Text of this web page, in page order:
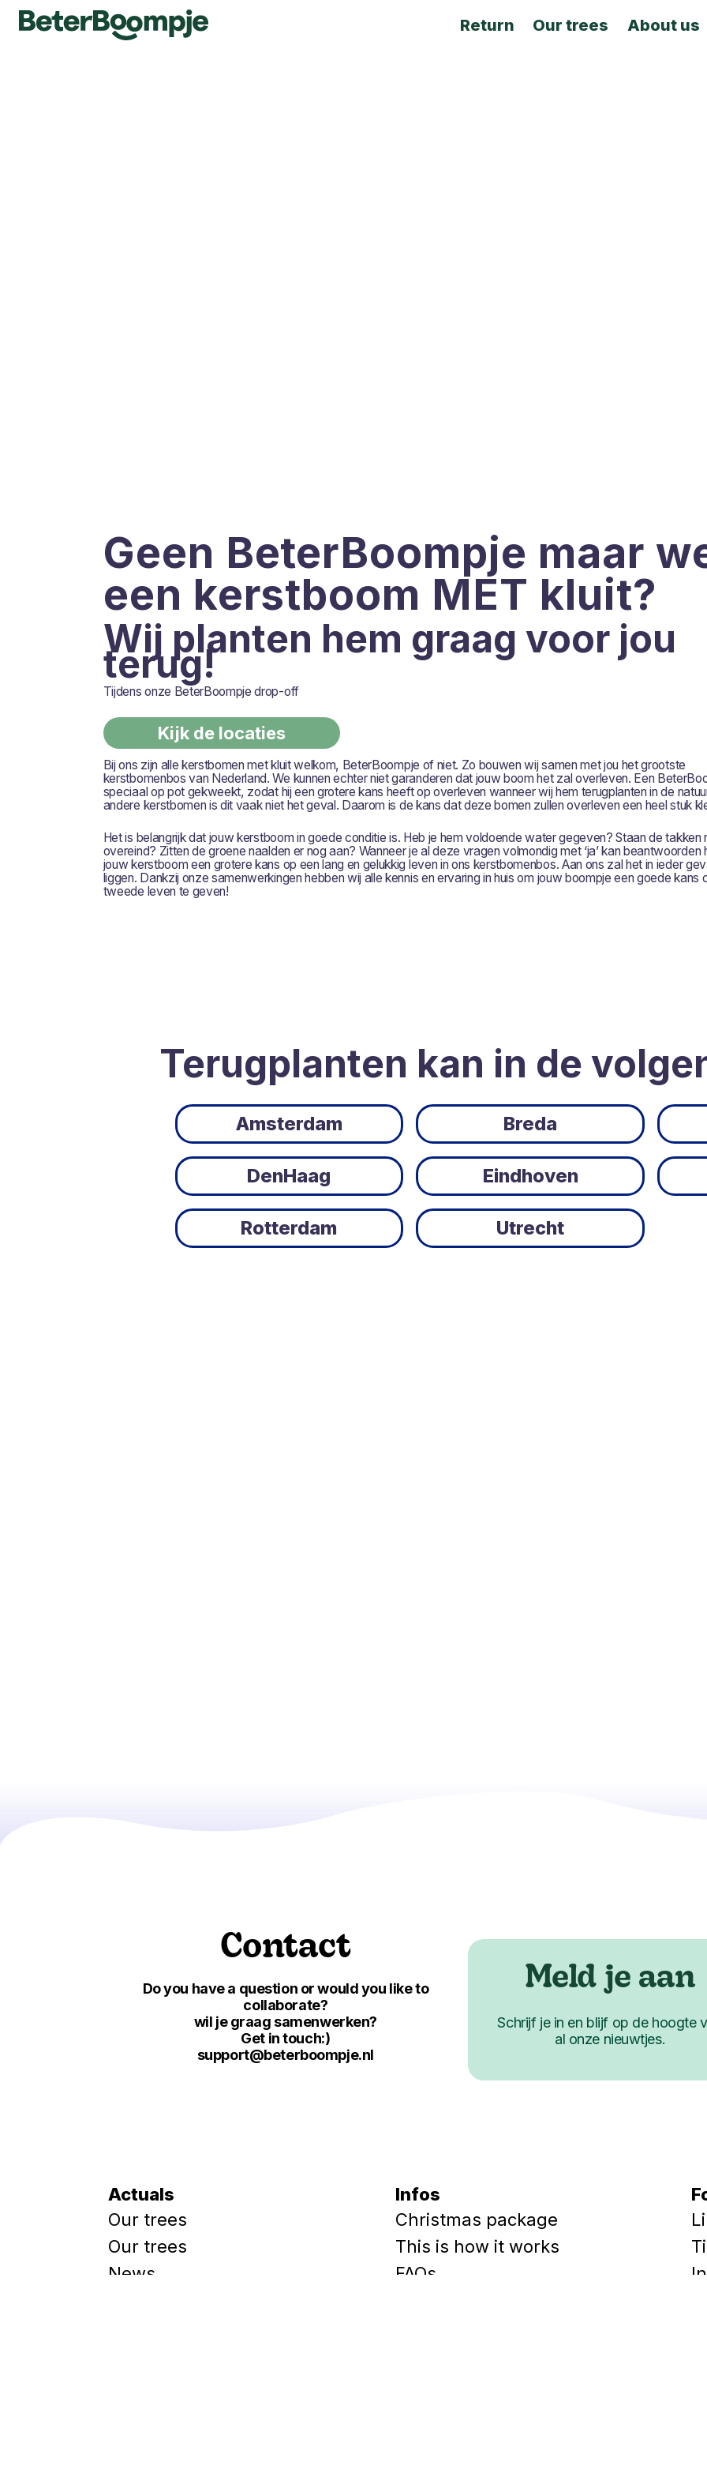
Return Our trees About us
Geen BeterBoompje maar
een kerstboom MET kluit?
Wij planten hem graag voor jou
terug!
Tijdens onze BeterBoompje drop-off
Kijk de locaties
Bij ons zijn alle kerstbomen met kluit welkom, BeterBoompje of niet. Zo bouwen wij samen met jou het grootste
kerstbomenbos van Nederland. We kunnen echter niet garanderen dat jouw boom het zal overleven. Een
speciaal op pot gekweekt, zodat hij een grotere kans heeft op overleven wanneer wij hem terugplanten in de
andere kerstbomen is dit vaak niet het geval. Daarom is de kans dat deze bomen zullen overleven een heel stuk
Het is belangrijk dat jouw kerstboom in goede conditie is. Heb je hem voldoende water gegeven? Staan de takken
overeind? Zitten de groene naalden er nog aan? Wanneer je al deze vragen volmondig met ‘ja’ kan beantwoorden
jouw kerstboom een grotere kans op een lang en gelukkig leven in ons kerstbomenbos. Aan ons zal het in ieder
liggen. Dankzij onze samenwerkingen hebben wij alle kennis en ervaring in huis om jouw boompje een goede kans
tweede leven te geven!
Terugplanten kan in de
Amsterdam Breda
DenHaag Eindhoven
Rotterdam Utrecht
Contact
Do you have a question or would you like to
collaborate?
wil je graag samenwerken?
Get in touch:)
support@beterboompje.nl
Meld je aan
Schrijf je in en blijf op de hoogte
al onze nieuwtjes.
Actuals
Our trees
Our trees
News
Infos
Christmas package
This is how it works
FAQs